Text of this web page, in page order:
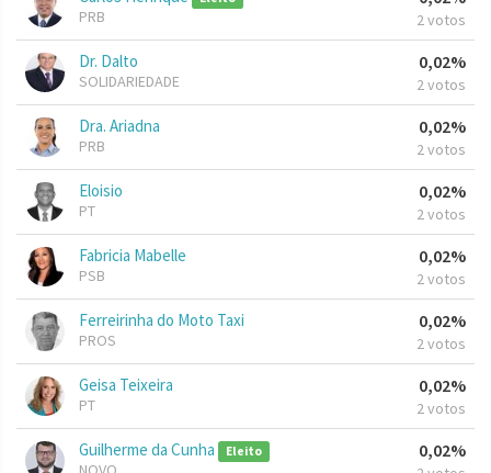
PRB 2 votos
Dr. Dalto
SOLIDARIEDADE
0,02%
2 votos
Dra. Ariadna
PRB
0,02%
2 votos
Eloisio
PT
0,02%
2 votos
Fabricia Mabelle
PSB
0,02%
2 votos
Ferreirinha do Moto Taxi
PROS
0,02%
2 votos
Geisa Teixeira
PT
0,02%
2 votos
Guilherme da Cunha Eleito 0,02%